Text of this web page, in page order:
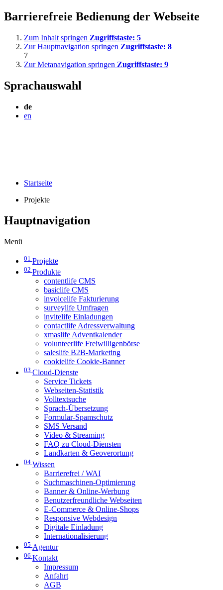
Barrierefreie Bedienung der Webseite
Zum Inhalt springen Zugriffstaste: 5
Zur Hauptnavigation springen Zugriffstaste: 8
7
Zur Metanavigation springen Zugriffstaste: 9
Sprachauswahl
de
en
Startseite
Projekte
Hauptnavigation
Menü
01 Projekte
02 Produkte
contentlife CMS
basiclife CMS
invoicelife Fakturierung
surveylife Umfragen
invitelife Einladungen
contactlife Adressverwaltung
xmaslife Adventkalender
volunteerlife Freiwilligenbörse
saleslife B2B-Marketing
cookielife Cookie-Banner
03 Cloud-Dienste
Service Tickets
Webseiten-Statistik
Volltextsuche
Sprach-Übersetzung
Formular-Spamschutz
SMS Versand
Video & Streaming
FAQ zu Cloud-Diensten
Landkarten & Geoverortung
04 Wissen
Barrierefrei / WAI
Suchmaschinen-Optimierung
Banner & Online-Werbung
Benutzerfreundliche Webseiten
E-Commerce & Online-Shops
Responsive Webdesign
Digitale Einladung
Internationalisierung
05 Agentur
06 Kontakt
Impressum
Anfahrt
AGB